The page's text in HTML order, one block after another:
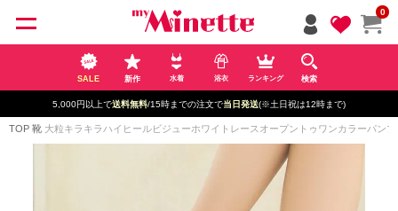
0
SALE 新作 水着 浴衣 ランキング 検索
5,000円以上で送料無料/15時までの注文で当日発送(※土日祝は12時まで)
TOP 靴 大粒キラキラハイヒールビジューホワイトレースオープントゥワンカラーパン
ペー
ジト
ップ